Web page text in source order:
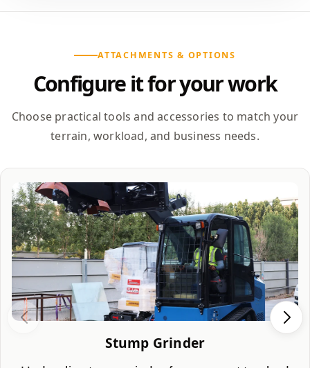
ATTACHMENTS & OPTIONS
Configure it for your work
Choose practical tools and accessories to match your
terrain, workload, and business needs.
Stump Grinder